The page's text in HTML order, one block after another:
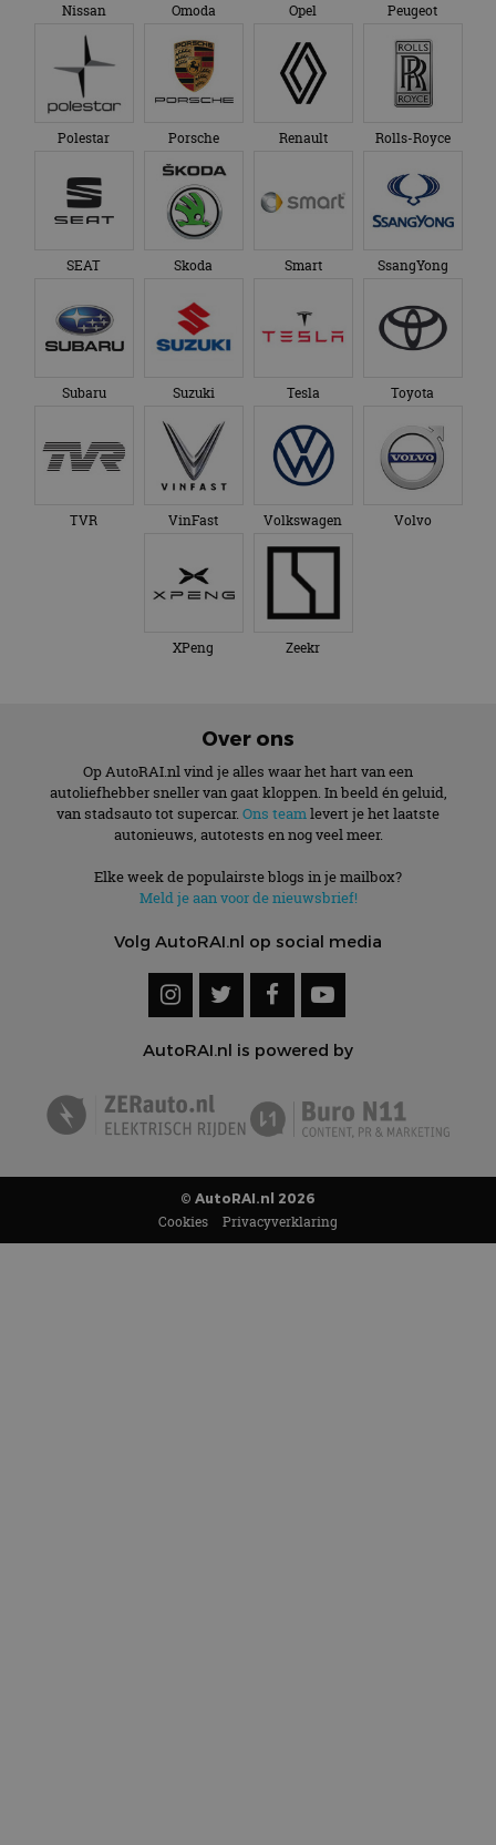
Nissan Omoda Opel Peugeot
Polestar Porsche Renault Rolls-Royce
SEAT Skoda Smart SsangYong
Subaru Suzuki Tesla Toyota
TVR VinFast Volkswagen Volvo
XPeng Zeekr
Over ons
Op AutoRAI.nl vind je alles waar het hart van een
autoliefhebber sneller van gaat kloppen. In beeld én geluid,
van stadsauto tot supercar. Ons teamlevert je het laatste
autonieuws, autotests en nog veel meer.
Elke week de populairste blogs in je mailbox?
Meld je aan voor de nieuwsbrief!
Volg AutoRAI.nl op social media
AutoRAI.nl is powered by
© AutoRAI.nl 2026
Cookies Privacyverklaring